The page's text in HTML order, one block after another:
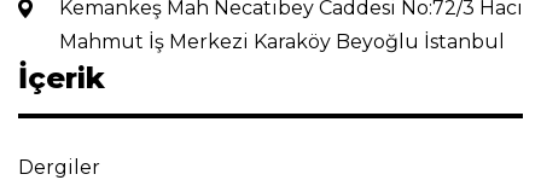
Kemankeş Mah Necatibey Caddesi No:72/3 Hacı
Mahmut İş Merkezi Karaköy Beyoğlu İstanbul
İçerik
Dergiler